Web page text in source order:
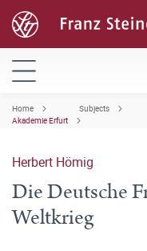
Home Subjects
Akademie Erfurt
Herbert Hömig
Die Deutsche
Weltkrieg